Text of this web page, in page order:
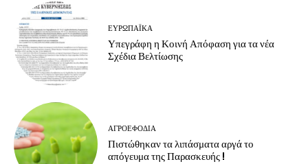
ΕΥΡΩΠΑΪΚΆ
Υπεγράφη η Κοινή Απόφαση για τα νέα
Σχέδια Βελτίωσης
ΑΓΡΟΕΦΌΔΙΑ
Πιστώθηκαν τα λιπάσματα αργά το
απόγευμα της Παρασκευής !